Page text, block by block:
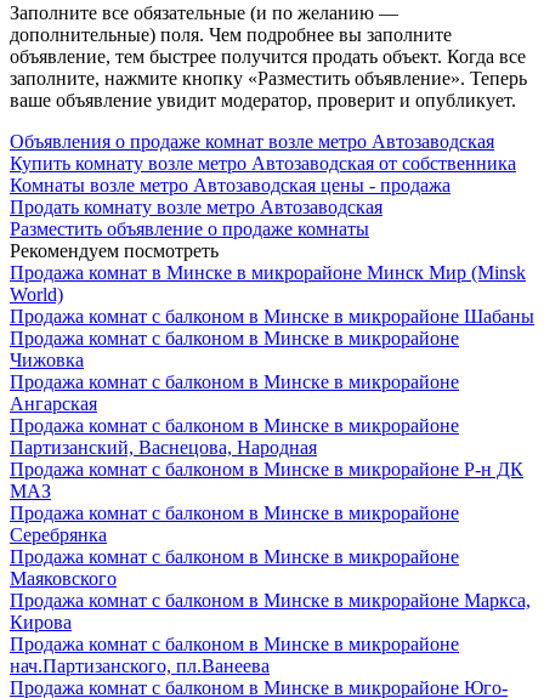
Заполните все обязательные (и по желанию —
дополнительные) поля. Чем подробнее вы заполните
объявление, тем быстрее получится продать объект. Когда все
заполните, нажмите кнопку «Разместить объявление». Теперь
ваше объявление увидит модератор, проверит и опубликует.
Объявления о продаже комнат возле метро Автозаводская
Купить комнату возле метро Автозаводская от собственника
Комнаты возле метро Автозаводская цены - продажа
Продать комнату возле метро Автозаводская
Разместить объявление о продаже комнаты
Рекомендуем посмотреть
Продажа комнат в Минске в микрорайоне Минск Мир (Minsk
World)
Продажа комнат с балконом в Минске в микрорайоне Шабаны
Продажа комнат с балконом в Минске в микрорайоне
Чижовка
Продажа комнат с балконом в Минске в микрорайоне
Ангарская
Продажа комнат с балконом в Минске в микрорайоне
Партизанский, Васнецова, Народная
Продажа комнат с балконом в Минске в микрорайоне Р-н ДК
МАЗ
Продажа комнат с балконом в Минске в микрорайоне
Серебрянка
Продажа комнат с балконом в Минске в микрорайоне
Маяковского
Продажа комнат с балконом в Минске в микрорайоне Маркса,
Кирова
Продажа комнат с балконом в Минске в микрорайоне
нач.Партизанского, пл.Ванеева
Продажа комнат с балконом в Минске в микрорайоне Юго-